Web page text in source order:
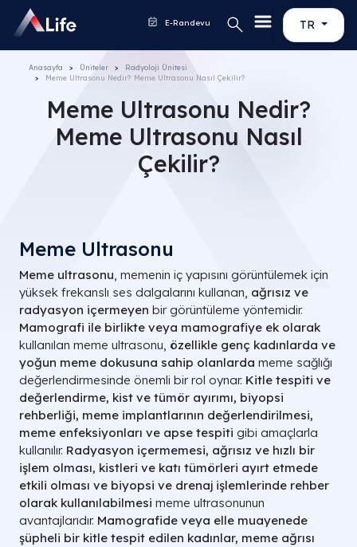
TR
E-Randevu
Anasayfa Üniteler
Radyoloji Ünitesi
Meme Ultrasonu Nedir? Meme Ultrasonu Nasıl Çekilir?
Meme Ultrasonu Nedir?
Meme Ultrasonu Nasıl
Çekilir?
Meme Ultrasonu
Meme ultrasonu, memenin iç yapısını görüntülemek için
yüksek frekanslı ses dalgalarını kullanan, ağrısız ve
radyasyon içermeyen bir görüntüleme yöntemidir.
Mamografi ile birlikte veya mamografiye ek olarak
kullanılan meme ultrasonu, özellikle genç kadınlarda ve
yoğun meme dokusuna sahip olanlarda meme sağlığı
değerlendirmesinde önemli bir rol oynar. Kitle tespiti ve
değerlendirme, kist ve tümör ayırımı, biyopsi
rehberliği, meme implantlarının değerlendirilmesi,
meme enfeksiyonları ve apse tespiti gibi amaçlarla
kullanılır. Radyasyon içermemesi, ağrısız ve hızlı bir
işlem olması, kistleri ve katı tümörleri ayırt etmede
etkili olması ve biyopsi ve drenaj işlemlerinde rehber
olarak kullanılabilmesi meme ultrasonunun
avantajlarıdır. Mamografide veya elle muayenede
şüpheli bir kitle tespit edilen kadınlar, meme ağrısı